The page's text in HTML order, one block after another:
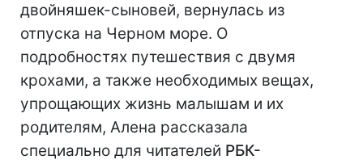
двойняшек-сыновей, вернулась из
отпуска на Черном море. О
подробностях путешествия с двумя
крохами, а также необходимых вещах,
упрощающих жизнь малышам и их
родителям, Алена рассказала
специально для читателей РБК-